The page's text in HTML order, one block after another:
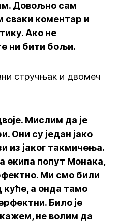
Довољно сам
сваки коментар и
Ако не
ни бити бољи.
стручњак и двомеч
Мислим да је
Они су један јако
из јаког такмичења.
екипа попут Монака,
Ми смо били
а онда тамо
Било је
не волим да